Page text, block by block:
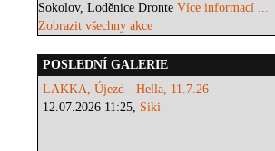
Sokolov, Loděnice DronteVíce informací ...
Zobrazit všechny akce
POSLEDNÍ GALERIE
LAKKA, Újezd - Hella, 11.7.26
12.07.2026 11:25, Siki